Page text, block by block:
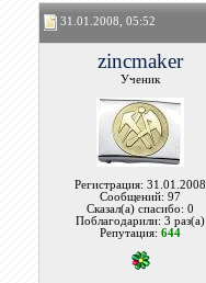
31.01.2008, 05:52
zincmaker
Ученик
Регистрация: 31.01.2008
Сообщений: 97
Сказал(а) спасибо: 0
Поблагодарили: 3 раз(а)
Репутация:644